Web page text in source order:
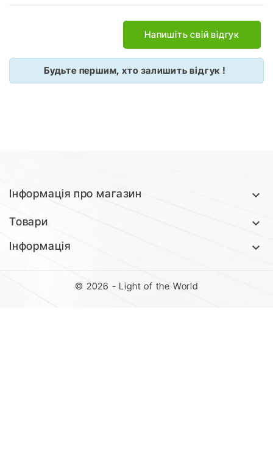
Напишіть свій відгук
Будьте першим, хто залишить відгук !
Інформація про магазин 
Товари 
Інформація 
© 2026 - Light of the World